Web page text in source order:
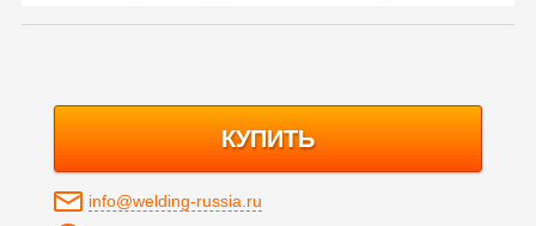
КУПИТЬ
info@welding-russia.ru